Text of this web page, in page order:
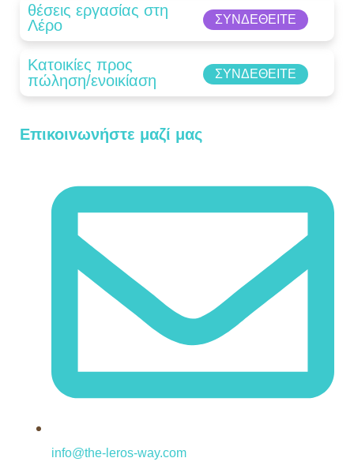
Επικοινωνήστε μαζί μας
info@the-leros-way.com
θέσεις εργασίας στη
Λέρο
ΣΥΝΔΕΘΕΊΤΕ
Κατοικίες προς
πώληση/ενοικίαση
ΣΥΝΔΕΘΕΊΤΕ